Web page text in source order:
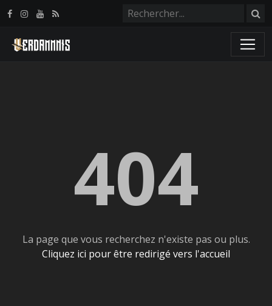
404
La page que vous recherchez n'existe pas ou plus.
Cliquez ici pour être redirigé vers l'accueil
Panneau de gestion des cookies